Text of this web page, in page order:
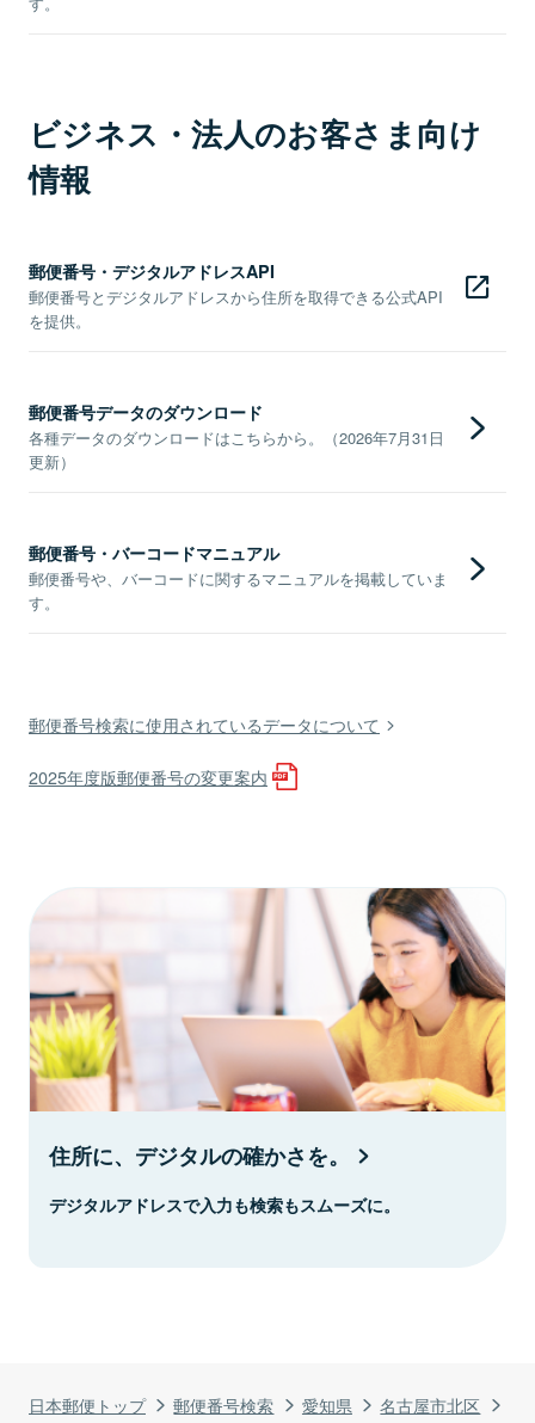
日本郵便トップ 郵便番号検索 愛知県
名古屋市北区
ビジネス・法人のお客さま向け
情報
郵便番号・デジタルアドレスAPI
郵便番号とデジタルアドレスから住所を取得できる公式API
を提供。
郵便番号データのダウンロード
各種データのダウンロードはこちらから。（2026年7月31日
更新）
郵便番号・バーコードマニュアル
郵便番号や、バーコードに関するマニュアルを掲載していま
す。
郵便番号検索に使用されているデータについて
2025年度版郵便番号の変更案内
住所に、デジタルの確かさを。
デジタルアドレスで入力も検索もスムーズに。